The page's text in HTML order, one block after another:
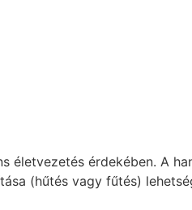
életvezetés érdekében. A
(hűtés vagy fűtés)